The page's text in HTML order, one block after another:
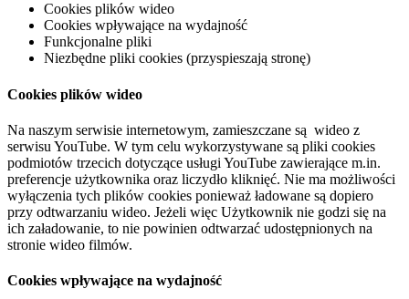
Cookies plików wideo
Cookies wpływające na wydajność
Funkcjonalne pliki
Niezbędne pliki cookies (przyspieszają stronę)
Cookies plików wideo
Na naszym serwisie internetowym, zamieszczane są wideo z
serwisu YouTube. W tym celu wykorzystywane są pliki cookies
podmiotów trzecich dotyczące usługi YouTube zawierające m.in.
preferencje użytkownika oraz liczydło kliknięć. Nie ma możliwości
wyłączenia tych plików cookies ponieważ ładowane są dopiero
przy odtwarzaniu wideo. Jeżeli więc Użytkownik nie godzi się na
ich załadowanie, to nie powinien odtwarzać udostępnionych na
stronie wideo filmów.
Cookies wpływające na wydajność